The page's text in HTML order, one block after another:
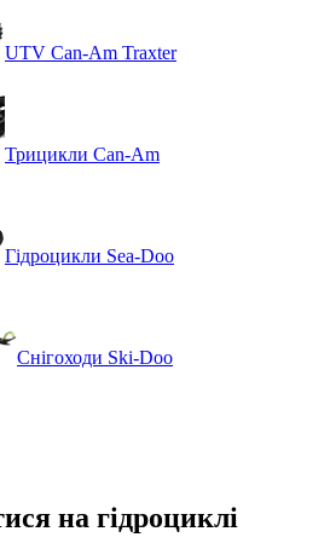
UTV Can-Am Traxter
Трицикли Can-Am
Гідроцикли Sea-Doo
Снігоходи Ski-Doo
на гідроциклі